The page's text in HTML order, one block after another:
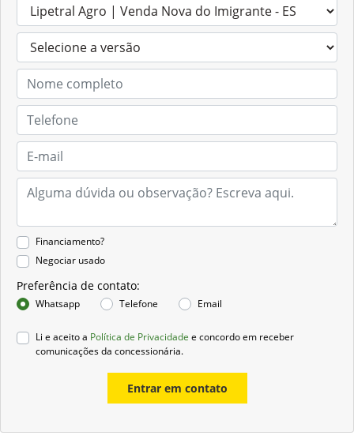
Financiamento?
Negociar usado
Preferência de contato:
Whatsapp Telefone Email
Li e aceito a Política de Privacidade e concordo em receber
comunicações da concessionária.
Entrar em contato